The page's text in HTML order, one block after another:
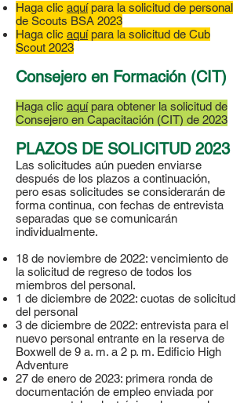
Haga clic aquípara la solicitud de personal
de Scouts BSA 2023
Haga clic aquípara la solicitud de Cub
Scout 2023
Consejero en Formación (CIT)
Haga clic aquípara obtener la solicitud de
Consejero en Capacitación (CIT) de 2023
PLAZOS DE SOLICITUD 2023
Las solicitudes aún pueden enviarse
después de los plazos a continuación,
pero esas solicitudes se considerarán de
forma continua, con fechas de entrevista
separadas que se comunicarán
individualmente.
18 de noviembre de 2022: vencimiento de
la solicitud de regreso de todos los
miembros del personal.
1 de diciembre de 2022: cuotas de solicitud
del personal
3 de diciembre de 2022: entrevista para el
nuevo personal entrante en la reserva de
Boxwell de 9 a. m. a 2 p. m. Edificio High
Adventure
27 de enero de 2023: primera ronda de
documentación de empleo enviada por